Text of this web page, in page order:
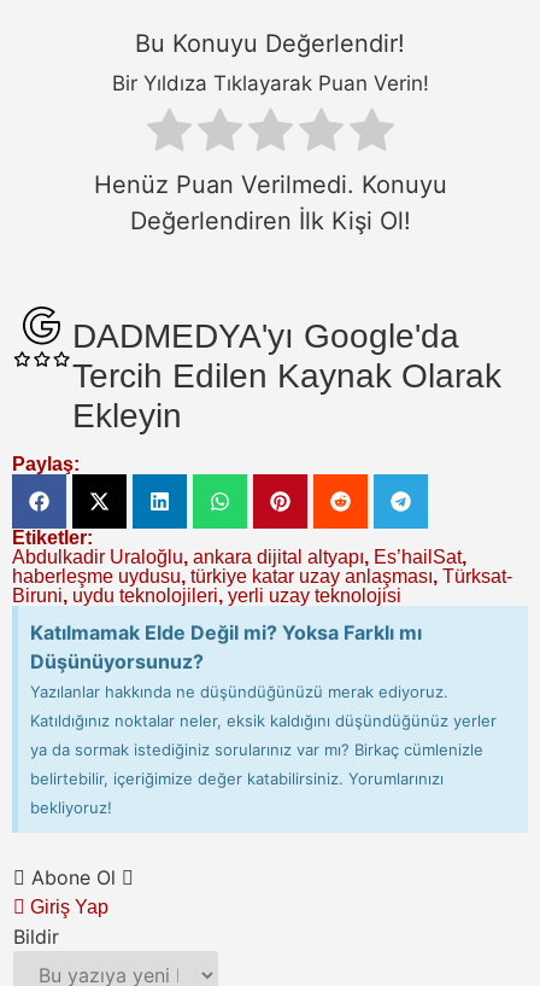
Bu Konuyu Değerlendir!
Bir Yıldıza Tıklayarak Puan Verin!
Henüz Puan Verilmedi. Konuyu
Değerlendiren İlk Kişi Ol!
DADMEDYA'yı Google'da
Tercih Edilen Kaynak Olarak
Ekleyin
Paylaş:
Etiketler:
Abdulkadir Uraloğlu, ankara dijital altyapı, Es’hailSat,
haberleşme uydusu, türkiye katar uzay anlaşması, Türksat-
Biruni, uydu teknolojileri, yerli uzay teknolojisi
Katılmamak Elde Değil mi? Yoksa Farklı mı
Düşünüyorsunuz?
Yazılanlar hakkında ne düşündüğünüzü merak ediyoruz.
Katıldığınız noktalar neler, eksik kaldığını düşündüğünüz yerler
ya da sormak istediğiniz sorularınız var mı? Birkaç cümlenizle
belirtebilir, içeriğimize değer katabilirsiniz. Yorumlarınızı
bekliyoruz!
Abone Ol
Giriş Yap
Bildir